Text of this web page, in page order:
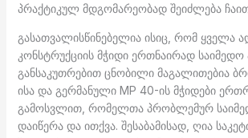
პრაქტიკულ მდგომარეობად შეიძლება
გასათვალისწინებელია ისიც, რომ ყველა
კონსტრუქციის მჭიდი ერთნაირად საიმედო
განსაკუთრებით ცნობილი მაგალითებია
ისა და გერმანული MP 40-ის მჭიდები
გამოსვლით, რომელთა პრობლემურ
დაიწერა და ითქვა. შესაბამისად, ღია